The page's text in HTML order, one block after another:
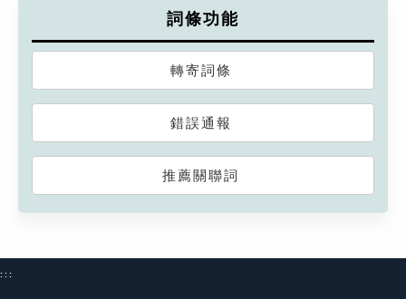
詞條功能
轉寄詞條
錯誤通報
推薦關聯詞
:::